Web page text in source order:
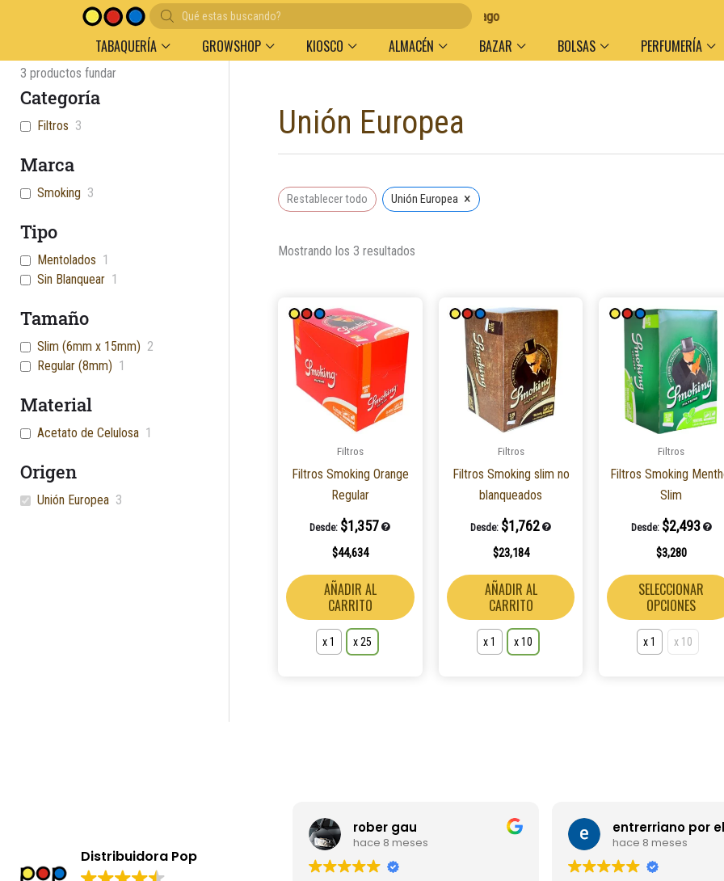
Búsqueda
de
productos
Entregas en el día en AMBA Descuento por volumen y medio de pago
TABAQUERÍA GROWSHOP KIOSCO ALMACÉN BAZAR BOLSAS PERFUMERÍA
3 productos fundar
Categoría
Filtros 3
Marca
Smoking 3
Tipo
Mentolados 1
Sin Blanquear 1
Tamaño
Slim (6mm x 15mm) 2
Regular (8mm) 1
Material
Acetato de Celulosa 1
Origen
Unión Europea 3
Unión Europea
Restablecer todo Unión Europea ×
Mostrando los 3 resultados
Ordenado
por
popularidad
Filtros
Filtros Smoking Orange
Regular
Desde: $1,357
$44,634
AÑADIR AL
CARRITO
producto
x 1 x 25
Filtros
Filtros Smoking slim no
blanqueados
Desde: $1,762
$23,184
AÑADIR AL
CARRITO
pueden
producto
x 1 x 10
Filtros
Filtros Smoking
Slim
Desde: $2,493
$3,280
SELECCIONAR
OPCIONES
x 1 x 10
Distribuidora Pop
rober gau
hace 8 meses hace 8 meses